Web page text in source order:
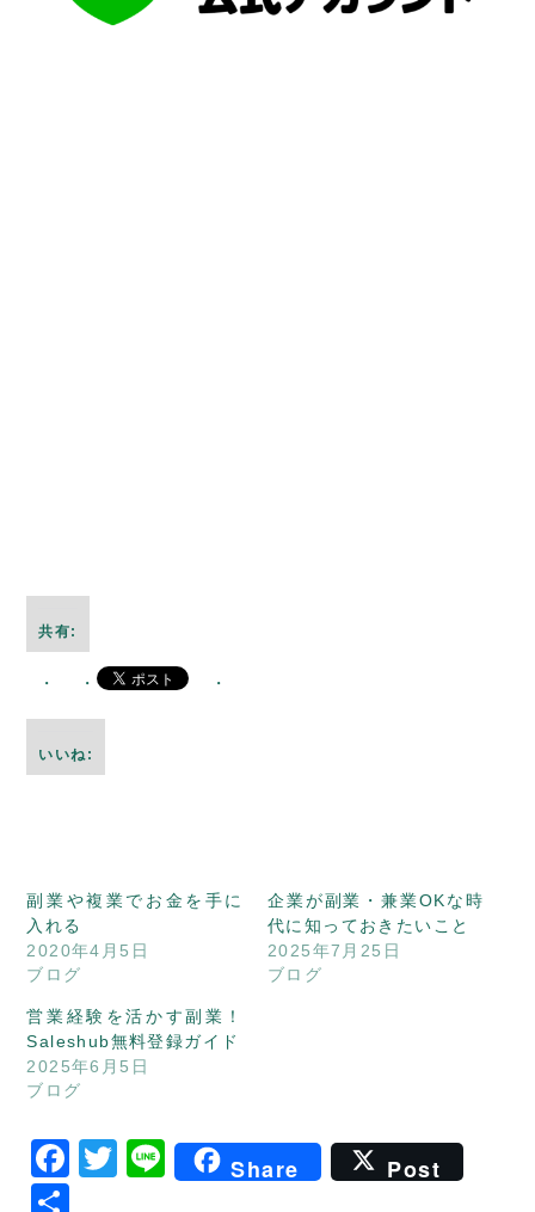
共有:
いいね:
副業や複業でお金を手に
入れる
2020年4月5日
ブログ
企業が副業・兼業OKな時
代に知っておきたいこと
2025年7月25日
ブログ
営業経験を活かす副業！
Saleshub無料登録ガイド
2025年6月5日
ブログ
Facebook
Twitter
LineShare Post